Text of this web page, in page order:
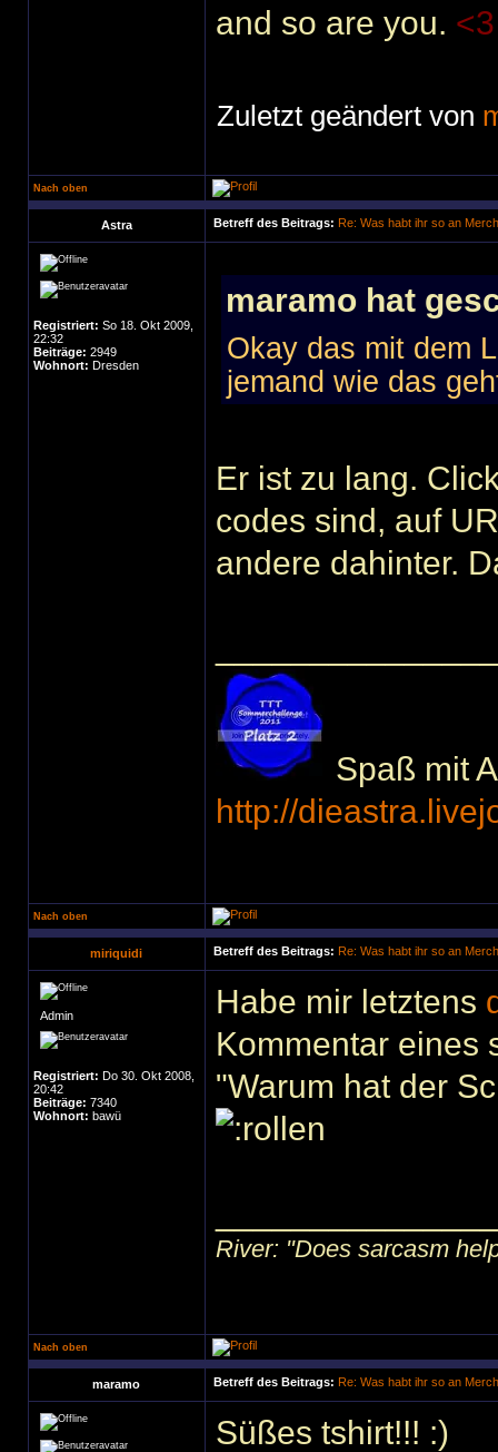
and so are you. <3
Zuletzt geändert von
Nach oben
Astra Betreff des Beitrags: Re: Was habt ihr so an
Registriert: So 18. Okt 2009,
22:32
Beiträge: 2949
Wohnort: Dresden
maramo hat
Okay das mit dem
jemand wie das
Er ist zu lang.
codes sind, auf
andere dahinter.
Spaß mit
http://
Nach oben
miriquidi Betreff des Beitrags: Re: Was habt ihr so an
Admin
Registriert: Do 30. Okt 2008,
20:42
Beiträge: 7340
Wohnort: bawü
Habe mir letztens
Kommentar eines
"Warum hat der
River: "Does sarcasm
Nach oben
maramo Betreff des Beitrags: Re: Was habt ihr so an
Süßes tshirt!!! :)